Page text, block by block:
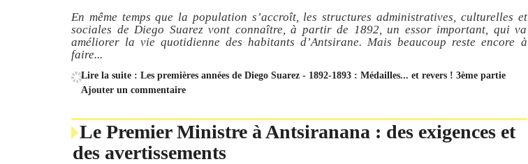
En même temps que la population s’accroît, les structures administratives, culturelles et
sociales de Diego Suarez vont connaître, à partir de 1892, un essor important, qui va
améliorer la vie quotidienne des habitants d’Antsirane. Mais beaucoup reste encore à
faire...
Lire la suite : Les premières années de Diego Suarez - 1892-1893 : Médailles... et revers ! 3ème partie
Ajouter un commentaire
Le Premier Ministre à Antsiranana : des exigences et
des avertissements